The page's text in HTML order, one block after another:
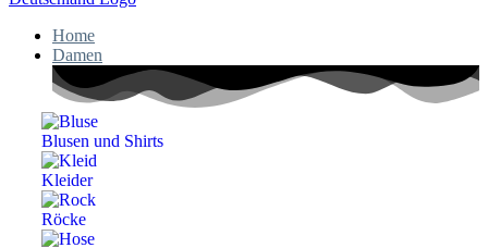
Home
Damen
Blusen und Shirts
Kleider
Röcke